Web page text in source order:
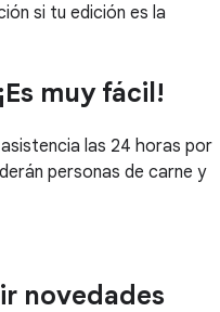
si tu edición es la
muy fácil!
las 24 horas por
personas de carne y
novedades